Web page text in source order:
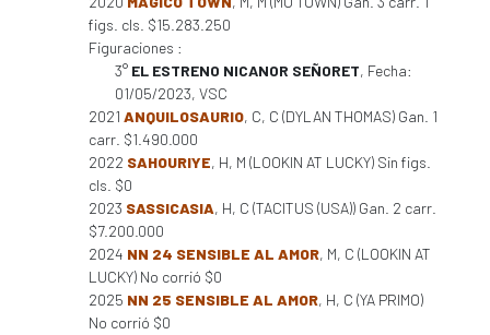
figs. cls. $15.283.250
Figuraciones :
3° EL ESTRENO NICANOR SEÑORET, Fecha:
01/05/2023, VSC
2021 ANQUILOSAURIO, C, C (DYLAN THOMAS) Gan. 1
carr. $1.490.000
2022 SAHOURIYE, H, M (LOOKIN AT LUCKY) Sin figs.
cls. $0
2023 SASSICASIA, H, C (TACITUS (USA)) Gan. 2 carr.
$7.200.000
2024 NN 24 SENSIBLE AL AMOR, M, C (LOOKIN AT
LUCKY) No corrió $0
2025 NN 25 SENSIBLE AL AMOR, H, C (YA PRIMO)
No corrió $0